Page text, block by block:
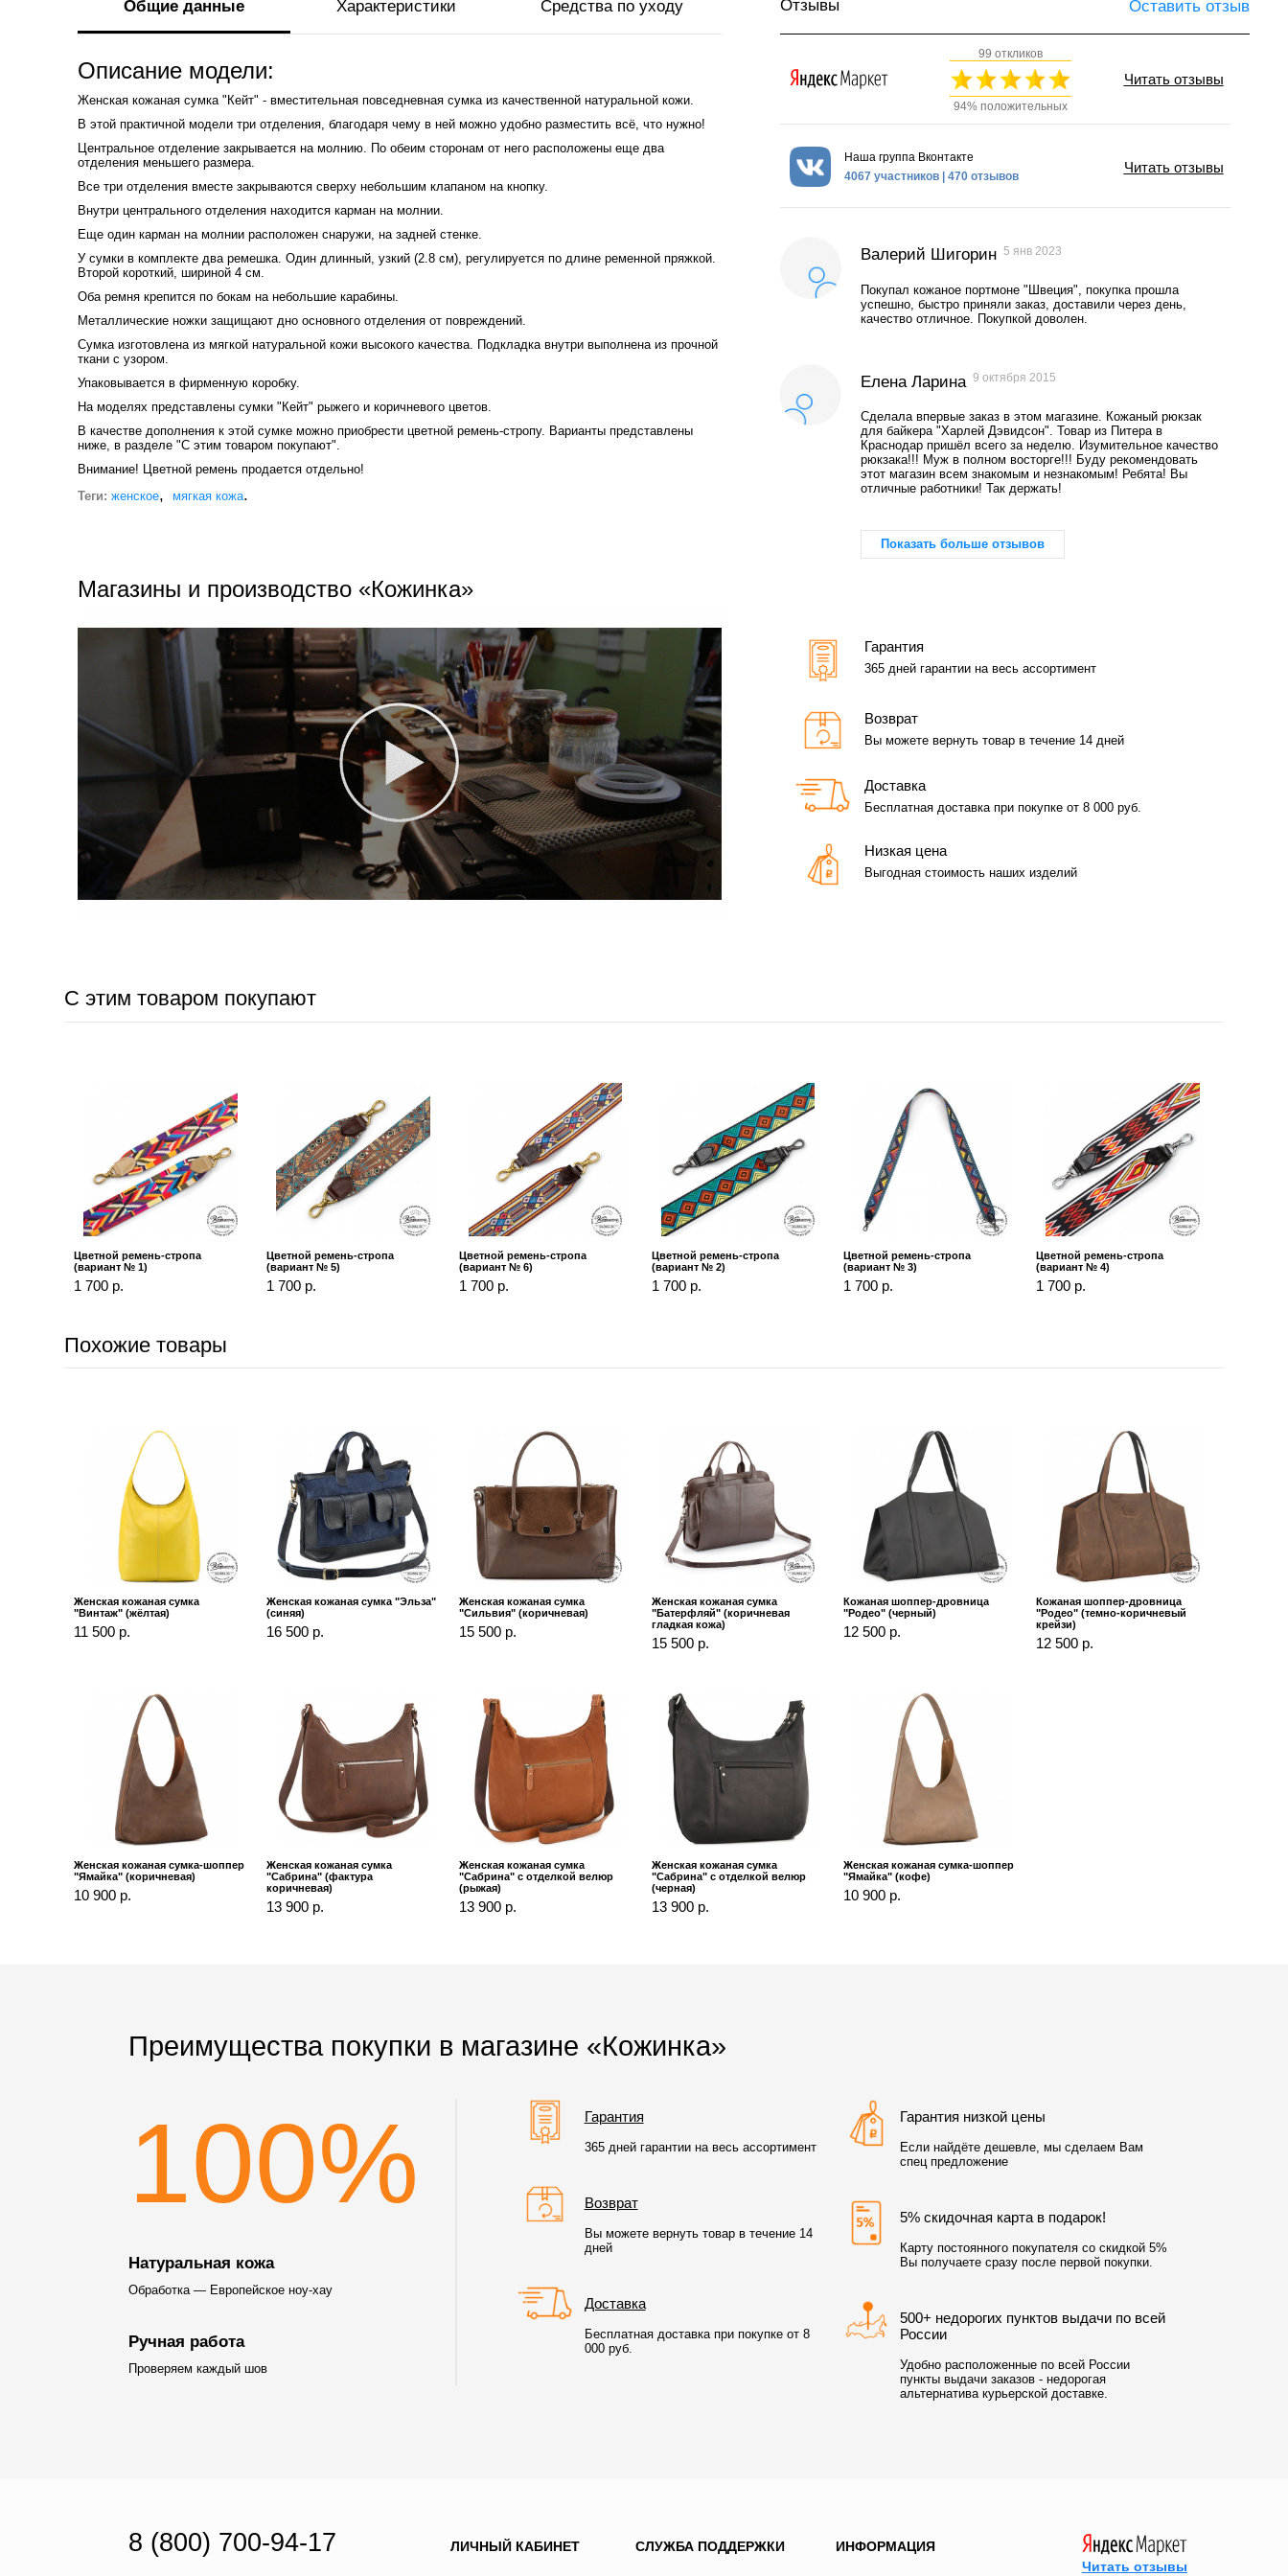
Общие данные Характеристики Средства по уходу
Описание модели:
Женская кожаная сумка "Кейт" - вместительная повседневная сумка из качественной натуральной кожи.
В этой практичной модели три отделения, благодаря чему в ней можно удобно разместить всё, что нужно!
Центральное отделение закрывается на молнию. По обеим сторонам от него расположены еще два
отделения меньшего размера.
Все три отделения вместе закрываются сверху небольшим клапаном на кнопку.
Внутри центрального отделения находится карман на молнии.
Еще один карман на молнии расположен снаружи, на задней стенке.
У сумки в комплекте два ремешка. Один длинный, узкий (2.8 см), регулируется по длине ременной пряжкой.
Второй короткий, шириной 4 см.
Оба ремня крепится по бокам на небольшие карабины.
Металлические ножки защищают дно основного отделения от повреждений.
Сумка изготовлена из мягкой натуральной кожи высокого качества. Подкладка внутри выполнена из прочной
ткани с узором.
Упаковывается в фирменную коробку.
На моделях представлены сумки "Кейт" рыжего и коричневого цветов.
В качестве дополнения к этой сумке можно приобрести цветной ремень-стропу. Варианты представлены
ниже, в разделе "С этим товаром покупают".
Внимание! Цветной ремень продается отдельно!
Теги: женское, мягкая кожа.
Отзывы Оставить отзыв
99 откликов
94% положительных
Читать отзывы
Наша группа Вконтакте
4067 участников | 470 отзывов
Читать отзывы
Валерий Шигорин 5 янв 2023
Покупал кожаное портмоне "Швеция", покупка прошла
успешно, быстро приняли заказ, доставили через день,
качество отличное. Покупкой доволен.
Елена Ларина 9 октября 2015
Сделала впервые заказ в этом магазине. Кожаный рюкзак
для байкера "Харлей Дэвидсон". Товар из Питера в
Краснодар пришёл всего за неделю. Изумительное качество
рюкзака!!! Муж в полном восторге!!! Буду рекомендовать
этот магазин всем знакомым и незнакомым! Ребята! Вы
отличные работники! Так держать!
Показать больше отзывов
Магазины и производство «Кожинка»
Гарантия
365 дней гарантии на весь ассортимент
Возврат
Вы можете вернуть товар в течение 14 дней
Доставка
Бесплатная доставка при покупке от 8 000 руб.
Низкая цена
Выгодная стоимость наших изделий
С этим товаром покупают
Цветной ремень-стропа
(вариант № 1)
1 700 р.
Цветной ремень-стропа
(вариант № 5)
1 700 р.
Цветной ремень-стропа
(вариант № 6)
1 700 р.
Цветной ремень-стропа
(вариант № 2)
1 700 р.
Цветной ремень-стропа
(вариант № 3)
1 700 р.
Цветной ремень-стропа
(вариант № 4)
1 700 р.
Похожие товары
Женская кожаная сумка
"Винтаж" (жёлтая)
11 500 р.
Женская кожаная сумка "Эльза"
(синяя)
16 500 р.
Женская кожаная сумка
"Сильвия" (коричневая)
15 500 р.
Женская кожаная сумка
"Батерфляй" (коричневая
гладкая кожа)
15 500 р.
Кожаная шоппер-дровница
"Родео" (черный)
12 500 р.
Кожаная шоппер-дровница
"Родео" (темно-коричневый
крейзи)
12 500 р.
Женская кожаная сумка-шоппер
"Ямайка" (коричневая)
10 900 р.
Женская кожаная сумка
"Сабрина" (фактура
коричневая)
13 900 р.
Женская кожаная сумка
"Сабрина" с отделкой велюр
(рыжая)
13 900 р.
Женская кожаная сумка
"Сабрина" с отделкой велюр
(черная)
13 900 р.
Женская кожаная сумка-шоппер
"Ямайка" (кофе)
10 900 р.
Преимущества покупки в магазине «Кожинка»
100%
Натуральная кожа
Обработка — Европейское ноу-хау
Ручная работа
Проверяем каждый шов
Гарантия
365 дней гарантии на весь ассортимент
Возврат
Вы можете вернуть товар в течение 14
дней
Доставка
Бесплатная доставка при покупке от 8
000 руб.
Гарантия низкой цены
Если найдёте дешевле, мы сделаем Вам
спец предложение
5% скидочная карта в подарок!
Карту постоянного покупателя со скидкой 5%
Вы получаете сразу после первой покупки.
500+ недорогих пунктов выдачи по всей
России
Удобно расположенные по всей России
пункты выдачи заказов - недорогая
альтернатива курьерской доставке.
8 (800) 700-94-17 ЛИЧНЫЙ КАБИНЕТ СЛУЖБА ПОДДЕРЖКИ ИНФОРМАЦИЯ
Читать отзывы